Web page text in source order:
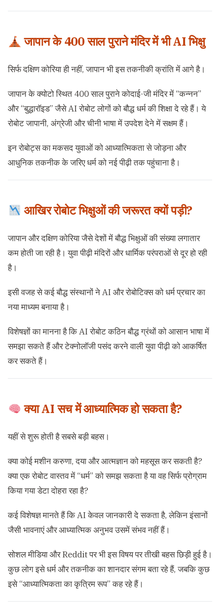
जापान के 400 साल पुराने मंदिर में भी AI भिक्षु
सिर्फ दक्षिण कोरिया ही नहीं, जापान भी इस तकनीकी क्रांति में आगे है।
जापान के क्योटो स्थित 400 साल पुराने कोदाई-जी मंदिर में “कन्नन”
और “बुद्धारॉइड” जैसे AI रोबोट लोगों को बौद्ध धर्म की शिक्षा दे रहे हैं। ये
रोबोट जापानी, अंग्रेजी और चीनी भाषा में उपदेश देने में सक्षम हैं।
इन रोबोट्स का मकसद युवाओं को आध्यात्मिकता से जोड़ना और
आधुनिक तकनीक के जरिए धर्म को नई पीढ़ी तक पहुंचाना है।
आखिर रोबोट भिक्षुओं की जरूरत क्यों पड़ी?
जापान और दक्षिण कोरिया जैसे देशों में बौद्ध भिक्षुओं की संख्या लगातार
कम होती जा रही है। युवा पीढ़ी मंदिरों और धार्मिक परंपराओं से दूर हो रही
है।
इसी वजह से कई बौद्ध संस्थानों ने AI और रोबोटिक्स को धर्म प्रचार का
नया माध्यम बनाया है।
विशेषज्ञों का मानना है कि AI रोबोट कठिन बौद्ध ग्रंथों को आसान भाषा में
समझा सकते हैं और टेक्नोलॉजी पसंद करने वाली युवा पीढ़ी को आकर्षित
कर सकते हैं।
क्या AI सच में आध्यात्मिक हो सकता है?
यहीं से शुरू होती है सबसे बड़ी बहस।
क्या कोई मशीन करुणा, दया और आत्मज्ञान को महसूस कर सकती है?
क्या एक रोबोट वास्तव में “धर्म” को समझ सकता है या वह सिर्फ प्रोग्राम
किया गया डेटा दोहरा रहा है?
कई विशेषज्ञ मानते हैं कि AI केवल जानकारी दे सकता है, लेकिन इंसानों
जैसी भावनाएं और आध्यात्मिक अनुभव उसमें संभव नहीं हैं।
सोशल मीडिया और Reddit पर भी इस विषय पर तीखी बहस छिड़ी हुई है।
कुछ लोग इसे धर्म और तकनीक का शानदार संगम बता रहे हैं, जबकि कुछ
इसे “आध्यात्मिकता का कृत्रिम रूप” कह रहे हैं।